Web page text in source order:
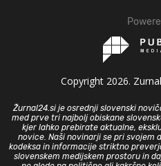
Copyright 2026.
Žurnal24.si je osrednji slovenski
med prve tri najbolj obiskane
kjer lahko prebirate aktualne,
novice. Naši novinarji se pri svojem
kodeksa in informacije striktno
slovenskem medijskem prostoru in